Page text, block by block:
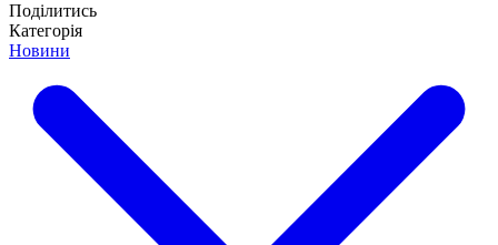
Поділитись
Категорія
Новини